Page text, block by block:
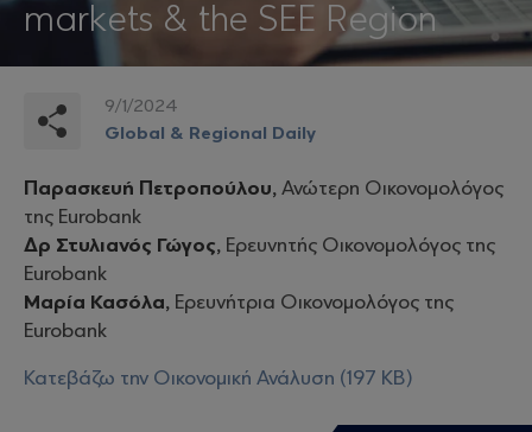
markets & the SEE Region
9/1/2024
Global & Regional Daily
Παρασκευή Πετροπούλου, Ανώτερη Οικονομολόγος
της Eurobank
Δρ Στυλιανός Γώγος, Ερευνητής Οικονομολόγος της
Eurobank
Μαρία Κασόλα, Ερευνήτρια Οικονομολόγος της
Eurobank
Κατεβάζω την Οικονομική Ανάλυση (197 KB)